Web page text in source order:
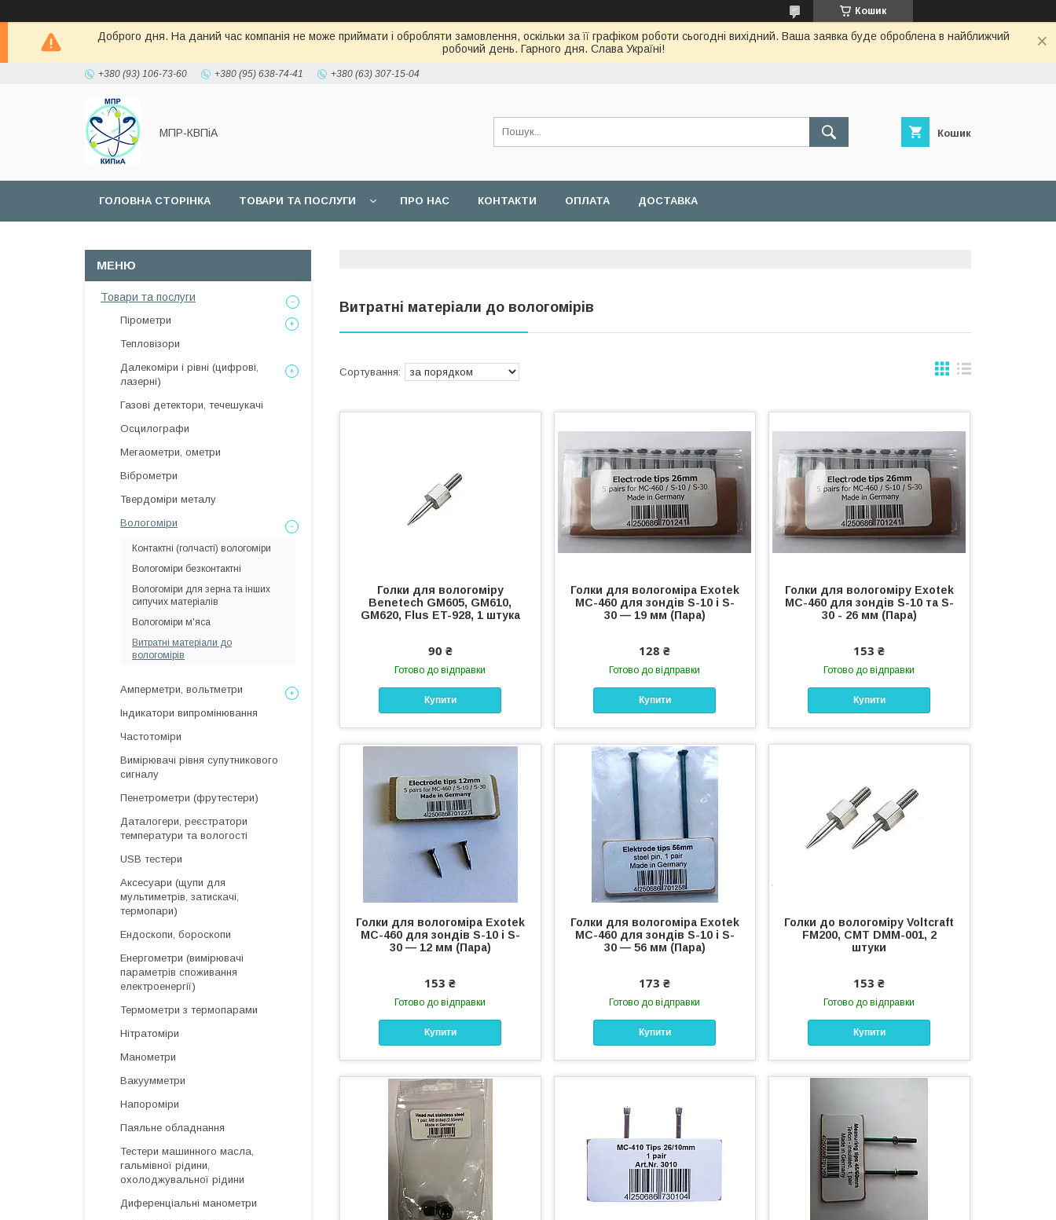
Кошик
Доброго дня. На даний час компанія не може приймати і обробляти замовлення, оскільки за її графіком роботи сьогодні вихідний. Ваша заявка буде оброблена в найближчий
робочий день. Гарного дня. Слава Україні!
+380 (93) 106-73-60 +380 (95) 638-74-41 +380 (63) 307-15-04
МПР-КВПіА Кошик
ГОЛОВНА СТОРІНКА ТОВАРИ ТА ПОСЛУГИ ПРО НАС КОНТАКТИ ОПЛАТА ДОСТАВКА
Витратні матеріали до вологомірів
Голки для вологоміру
Benetech GM605, GM610,
GM620, Flus ET-928, 1 штука
90 ₴
Готово до відправки
Купити
Голки для вологоміра Exotek
MC-460 для зондів S-10 і S-
30 — 19 мм (Пара)
128 ₴
Готово до відправки
Купити
Голки для вологоміру Exotek
MC-460 для зондів S-10 та S-
30 - 26 мм (Пара)
153 ₴
Готово до відправки
Купити
Голки для вологоміра Exotek
MC-460 для зондів S-10 і S-
30 — 12 мм (Пара)
153 ₴
Готово до відправки
Купити
Голки для вологоміра Exotek
MC-460 для зондів S-10 і S-
30 — 56 мм (Пара)
173 ₴
Готово до відправки
Купити
Голки до вологоміру Voltcraft
FM200, CMT DMM-001, 2
штуки
153 ₴
Готово до відправки
Купити
Товари та послуги
Пірометри
Тепловізори
Далекоміри і рівні (цифрові,
лазерні)
Газові детектори, течешукачі
Осцилографи
Мегаометри, ометри
Віброметри
Твердоміри металу
Вологоміри
Контактні (голчасті) вологоміри
Вологоміри безконтактні
Вологоміри для зерна та інших
сипучих матеріалів
Вологоміри м'яса
Витратні матеріали до
вологомірів
Амперметри, вольтметри
Індикатори випромінювання
Частотоміри
Вимірювачі рівня супутникового
сигналу
Пенетрометри (фрутестери)
Даталогери, реєстратори
температури та вологості
USB тестери
Аксесуари (щупи для
мультиметрів, затискачі,
термопари)
Ендоскопи, бороскопи
Енергометри (вимірювачі
параметрів споживання
електроенергії)
Термометри з термопарами
Нітратоміри
Манометри
Вакуумметри
Напороміри
Паяльне обладнання
Тестери машинного масла,
гальмівної рідини,
охолоджувальної рідини
Диференціальні манометри